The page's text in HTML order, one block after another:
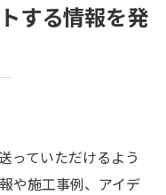
する情報を発
っていただけるよう
や施工事例、アイデ